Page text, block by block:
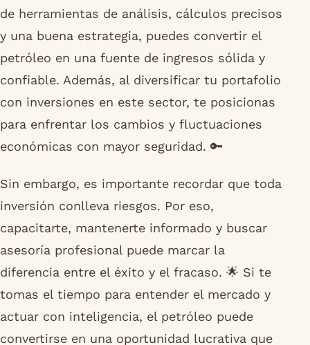
de herramientas de análisis, cálculos precisos
y una buena estrategia, puedes convertir el
petróleo en una fuente de ingresos sólida y
confiable. Además, al diversificar tu portafolio
con inversiones en este sector, te posicionas
para enfrentar los cambios y fluctuaciones
económicas con mayor seguridad. 🔑
Sin embargo, es importante recordar que toda
inversión conlleva riesgos. Por eso,
capacitarte, mantenerte informado y buscar
asesoría profesional puede marcar la
diferencia entre el éxito y el fracaso. 🌟 Si te
tomas el tiempo para entender el mercado y
actuar con inteligencia, el petróleo puede
convertirse en una oportunidad lucrativa que